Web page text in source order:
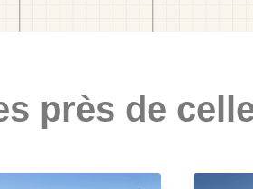
près de